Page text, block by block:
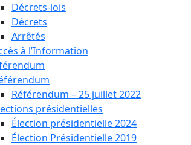
Décrets-lois
Décrets
Arrêtés
à l’Information
Référendum – 25 juillet 2022
présidentielles
Élection présidentielle 2024
Élection Présidentielle 2019